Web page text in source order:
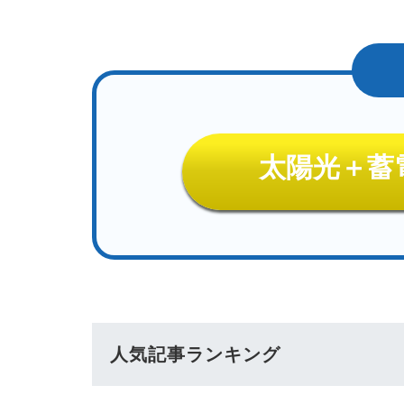
太陽光＋蓄
人気記事ランキング